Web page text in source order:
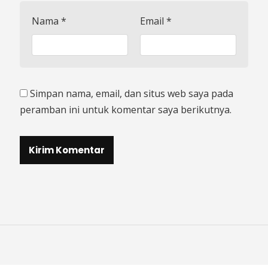
Nama * Email *
Simpan nama, email, dan situs web saya pada
peramban ini untuk komentar saya berikutnya.